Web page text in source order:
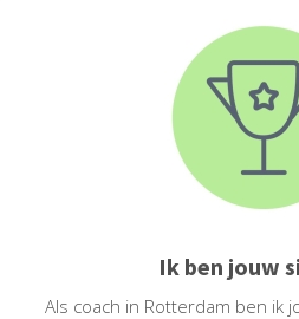
Ik ben jouw
Als coach in Rotterdam ben ik